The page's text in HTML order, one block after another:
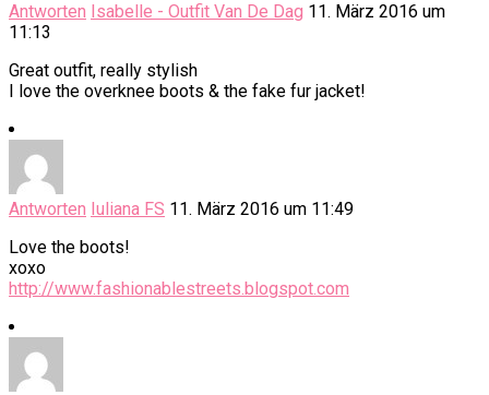
Antworten Isabelle - Outfit Van De Dag 11. März 2016 um
11:13
Great outfit, really stylish
I love the overknee boots & the fake fur jacket!
Antworten Iuliana FS 11. März 2016 um 11:49
Love the boots!
xoxo
http://www.fashionablestreets.blogspot.com